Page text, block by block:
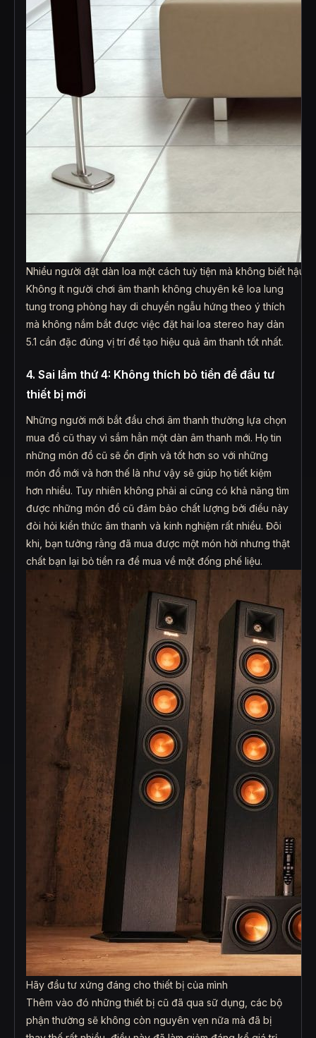
Nhiều người đặt dàn loa một cách tuỳ tiện mà không biết hậu
Không ít người chơi âm thanh không chuyên kê loa lung
tung trong phòng hay di chuyển ngẫu hứng theo ý thích
mà không nắm bắt được việc đặt hai loa stereo hay dàn
5.1 cần đặc đúng vị trí để tạo hiệu quả âm thanh tốt nhất.
4. Sai lầm thứ 4: Không thích bỏ tiền để đầu tư
thiết bị mới
Những người mới bắt đầu chơi âm thanh thường lựa chọn
mua đồ cũ thay vì sắm hẳn một dàn âm thanh mới. Họ tin
những món đồ cũ sẽ ổn định và tốt hơn so với những
món đồ mới và hơn thế là như vậy sẽ giúp họ tiết kiệm
hơn nhiều. Tuy nhiên không phải ai cũng có khả năng tìm
được những món đồ cũ đảm bảo chất lượng bởi điều này
đòi hỏi kiển thức âm thanh và kinh nghiệm rất nhiều. Đôi
khi, bạn tưởng rằng đã mua được một món hời nhưng thật
chất bạn lại bỏ tiền ra để mua về một đống phế liệu.
Hãy đầu tư xứng đáng cho thiết bị của mình
Thêm vào đó những thiết bị cũ đã qua sữ dụng, các bộ
phận thường sẽ không còn nguyên vẹn nữa mà đã bị